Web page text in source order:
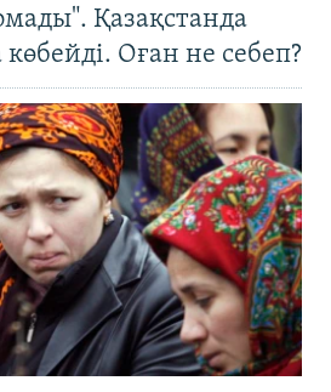
Қазақстанда
Оған не себеп?